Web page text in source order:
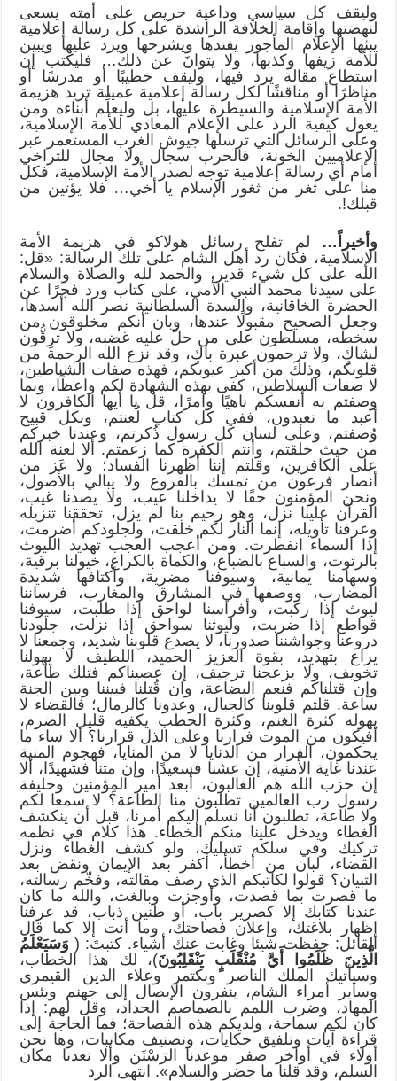
وليقف كل سياسي وداعية حريص على أمته يسعى
لنهضتها وإقامة الخلافة الراشدة على كل رسالة إعلامية
يبثها الإعلام المأجور يفندها ويشرحها ويرد عليها ويبين
للأمة زيفها وكذبها، ولا يتوانَ عن ذلك… فليكتب إن
استطاع مقالة يرد فيها، وليقف خطيبًا أو مدرسًا أو
مناظرًا أو مناقشًا لكل رسالة إعلامية عميلة تريد هزيمة
الأمة الإسلامية والسيطرة عليها، بل وليعلِّم أبناءه ومن
يعول كيفية الرد على الإعلام المعادي للأمة الإسلامية،
وعلى الرسائل التي ترسلها جيوش الغرب المستعمر عبر
الإعلاميين الخونة، فالحرب سجال ولا مجال للتراخي
أمام أي رسالة إعلامية توجه لصدر الأمة الإسلامية، فكل
منا على ثغر من ثغور الإسلام يا أخي… فلا يؤتين من
قبلك!.
وأخيراً… لم تفلح رسائل هولاكو في هزيمة الأمة
الإسلامية، فكان رد أهل الشام على تلك الرسالة: «قل:
الله على كل شيء قدير، والحمد لله والصلاة والسلام
على سيدنا محمد النبي الأمي، على كتاب ورد فجرًا عن
الحضرة الخاقانية، والسدة السلطانية نصر الله أسدها،
وجعل الصحيح مقبولًا عندها، وبان أنكم مخلوقون من
سخطه، مسلطون على من حلّ عليه غضبه، ولا ترِقُّون
لشاكٍ، ولا ترحمون عبرة باكٍ، وقد نزع الله الرحمة من
قلوبكم، وذلك من أكبر عيوبكم، فهذه صفات الشياطين،
لا صفات السلاطين، كفى بهذه الشهادة لكم واعظًا، وبما
وصفتم به أنفسكم ناهيًا وآمرًا، قل يا أيها الكافرون لا
أعبد ما تعبدون، ففي كل كتاب لُعنتم، وبكل قبيح
وُصفتم، وعلى لسان كل رسول ذُكرتم، وعندنا خبركم
من حيث خلقتم، وأنتم الكفرة كما زعمتم. ألا لعنة الله
على الكافرين، وقلتم إننا أظهرنا الفساد؛ ولا عَز من
أنصار فرعون من تمسك بالفروع ولا يبالي بالأصول،
ونحن المؤمنون حقًا لا يداخلنا عيب، ولا يصدنا غيب،
القرآن علينا نزل، وهو رحيم بنا لم يزل، تحققنا تنزيله
وعرفنا تأويله، إنما النار لكم خلقت، ولجلودكم أضرمت،
إذا السماء انفطرت. ومن أعجب العجب تهديد الليوث
بالرتوت، والسباع بالضباع، والكماة بالكراع، خيولنا برقية،
وسهامنا يمانية، وسيوفنا مضرية، وأكتافها شديدة
المضارب، ووصفها في المشارق والمغارب، فرساننا
ليوث إذا ركبت، وأفراسنا لواحق إذا طلبت، سيوفنا
قواطع إذا ضربت، وليوثنا سواحق إذا نزلت، جلودنا
دروعنا وجواشننا صدورنا، لا يصدع قلوبنا شديد، وجمعنا لا
يراع بتهديد، بقوة العزيز الحميد، اللطيف لا يهولنا
تخويف، ولا يزعجنا ترجيف، إن عصيناكم فتلك طاعة،
وإن قتلناكم فنعم البضاعة، وان قُتلنا فبيننا وبين الجنة
ساعة. قلتم قلوبنا كالجبال، وعدونا كالرمال؛ فالقضاء لا
يهوله كثرة الغنم، وكثرة الحطب يكفيه قليل الضرم،
أفيكون من الموت فرارنا وعلى الذل قرارنا؟ ألا ساء ما
يحكمون، الفرار من الدنايا لا من المنايا، فهجوم المنية
عندنا غاية الأمنية، إن عشنا فسعيدًا، وإن متنا فشهيدًا، ألا
إن حزب الله هم الغالبون، أبعد أمير المِؤمنين وخليفة
رسول رب العالمين تطلبون منا الطاعة؟ لا سمعا لكم
ولا طاعة، تطلبون أنا نسلم إليكم أمرنا، قبل أن ينكشف
الغطاء ويدخل علينا منكم الخطاء. هذا كلام في نظمه
تركيك وفي سلكه تسليك، ولو كشف الغطاء ونزل
القضاء، لبان من أخطأ، أكفر بعد الإيمان ونقض بعد
التبيان؟ قولوا لكاتبكم الذي رصف مقالته، وفخّم رسالته،
ما قصرت بما قصدت، وأوجزت وبالغت، والله ما كان
عندنا كتابك إلا كصرير باب، أو طنين ذباب، قد عرفنا
إظهار بلاغتك، وإعلان فصاحتك، وما أنت إلا كما قال
القائل: حفظت شيئا وغابت عنك أشياء. كتبتَ: ( وَسَيَعْلَمُ
الَّذِينَ ظَلَمُوا أَيَّ مُنْقَلَبٍ يَنْقَلِبُونَ)، لك هذا الخطاب،
وسيأتيك الملك الناصر وبكتمر وعلاء الدين القيمري
وساير أمراء الشام، ينفرون الإيصال إلى جهنم وبئس
المهاد، وضرب اللمم بالصماصم الحداد، وقل لهم: إذا
كان لكم سماحة، ولديكم هذه الفصاحة؛ فما الحاجة إلى
قراءة آيات وتلفيق حكايات، وتصنيف مكاتبات، وها نحن
أولاء في أواخر صفر موعدنا الرَسْتَن وألا تعدنا مكان
السلم، وقد قلنا ما حضر والسلام». انتهى الرد